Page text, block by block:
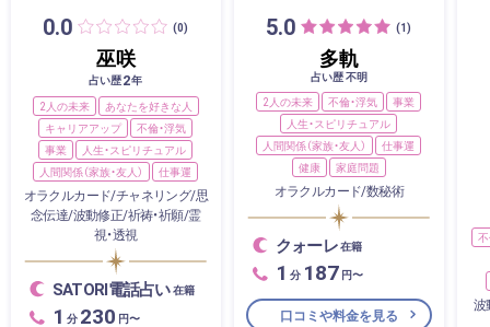
0.0 (0)
巫咲
占い歴2年
2人の未来
あなたを好きな人
キャリアアップ
不倫・浮気
事業
人生・スピリチュアル
人間関係（家族・友人）
仕事運
オラクルカード/チャネリング/思
念伝達/波動修正/祈祷・祈願/霊
視・透視
SATORI電話占い在籍
1 分 230 円〜
5.0 (1)
多軌
占い歴 不明
2人の未来
不倫・浮気
事業
人生・スピリチュアル
人間関係（家族・友人）
仕事運
健康
家庭問題
オラクルカード/数秘術
クォーレ在籍
1 分 187 円〜
口コミや料金を見る
波